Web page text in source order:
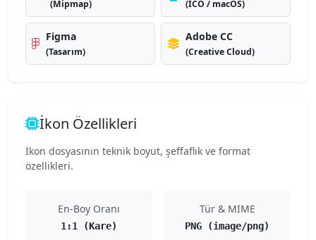
(Mipmap) (ICO / macOS)
Figma
(Tasarım)
Adobe CC
(Creative Cloud)
İkon Özellikleri
İkon dosyasının teknik boyut, şeffaflık ve format
özellikleri.
En-Boy Oranı
1:1 (Kare)
Tür & MIME
PNG (image/png)